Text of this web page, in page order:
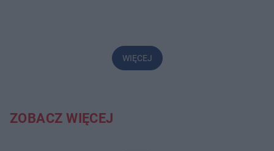
WIĘCEJ
ZOBACZ WIĘCEJ